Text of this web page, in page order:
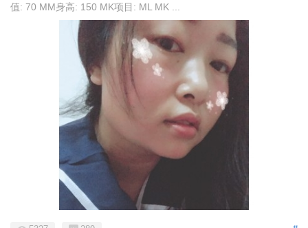
值: 70 MM身高: 150 MK项目: ML MK ...